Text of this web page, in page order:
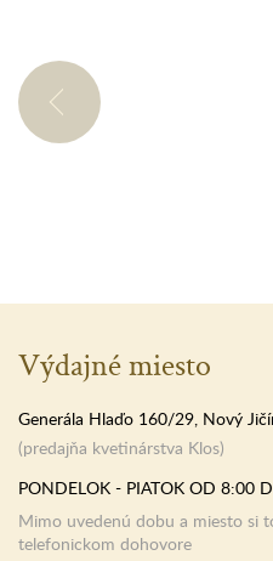
Výdajné miesto
Generála Hlaďo 160/29, Nový
(predajňa kvetinárstva Klos)
PONDELOK - PIATOK OD 8:00
Mimo uvedenú dobu a miesto si
telefonickom dohovore